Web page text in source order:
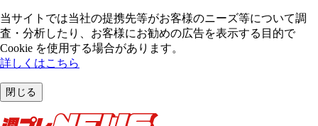
当サイトでは当社の提携先等がお客様のニーズ等について調
査・分析したり、お客様にお勧めの広告を表⽰する⽬的で
Cookie を使⽤する場合があります。
詳しくはこちら
閉じる